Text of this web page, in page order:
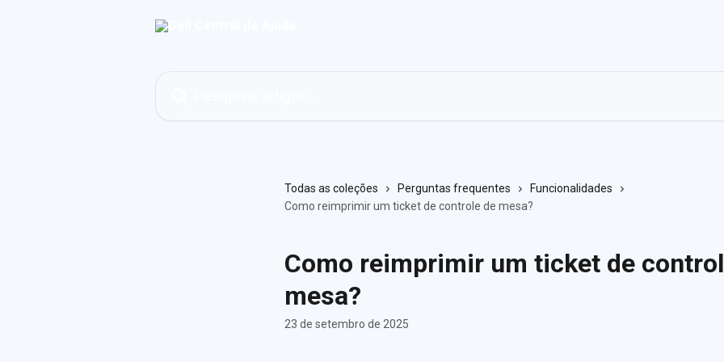
Todas as coleções Perguntas frequentes
Funcionalidades
Como reimprimir um ticket de controle de mesa?
Como reimprimir um ticket de
mesa?
23 de setembro de 2025